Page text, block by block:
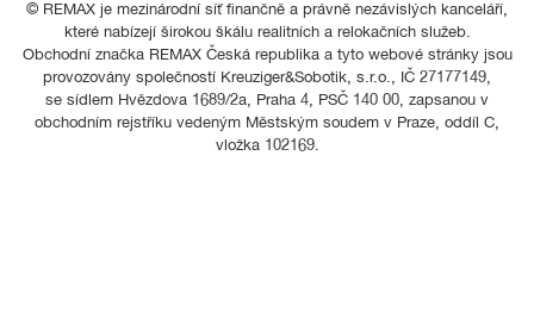
© REMAX je mezinárodní síť finančně a právně nezávislých kanceláří,
které nabízejí širokou škálu realitních a relokačních služeb.
Obchodní značka REMAX Česká republika a tyto webové stránky jsou
provozovány společností Kreuziger&Sobotik, s.r.o., IČ 27177149,
se sídlem Hvězdova 1689/2a, Praha 4, PSČ 140 00, zapsanou v
obchodním rejstříku vedeným Městským soudem v Praze, oddíl C,
vložka 102169.